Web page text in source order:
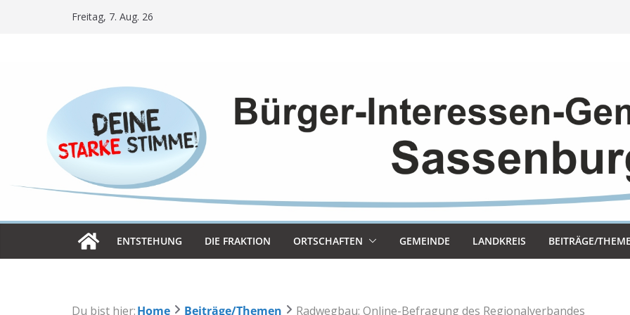
Freitag, 7. Aug. 26
ENT­STE­HUNG DIE FRAK­TION ORT­SCHAF­TEN GEMEINDE LAND­KREIS BEITRÄGE/
Du bist hier:Home Beiträge/Themen Radwegbau: Online-Befragung des Regionalverbandes